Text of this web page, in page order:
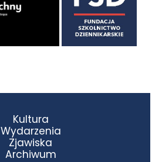
Kultura
Wydarzenia
Zjawiska
Archiwum